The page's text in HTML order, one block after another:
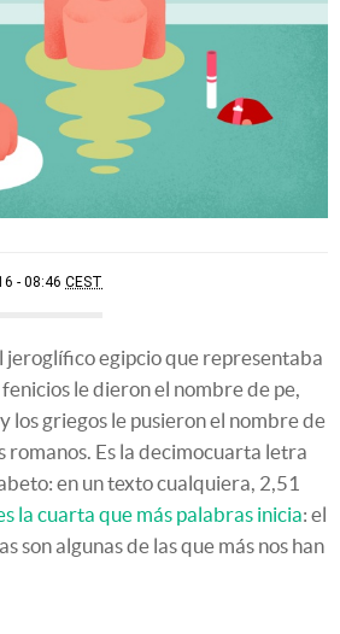
- 08:46 CEST
jeroglífico egipcio que representaba
le dieron el nombre de pe,
los griegos le pusieron el nombre de
romanos. Es la decimocuarta letra
en un texto cualquiera, 2,51
la cuarta que más palabras inicia: el
son algunas de las que más nos han